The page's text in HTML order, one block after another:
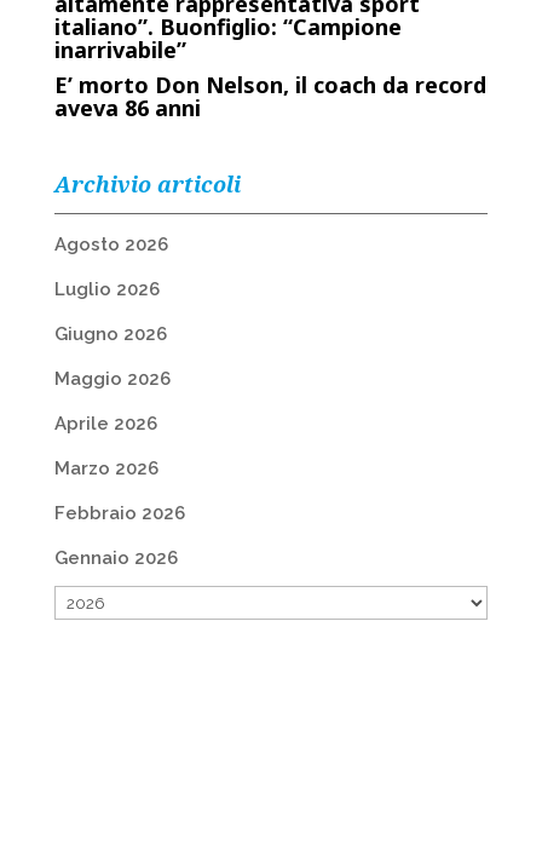
italiano”. Buonfiglio: “Campione
inarrivabile”
E’ morto Don Nelson, il coach da record
aveva 86 anni
Archivio articoli
Agosto 2026
Luglio 2026
Giugno 2026
Maggio 2026
Aprile 2026
Marzo 2026
Febbraio 2026
Gennaio 2026